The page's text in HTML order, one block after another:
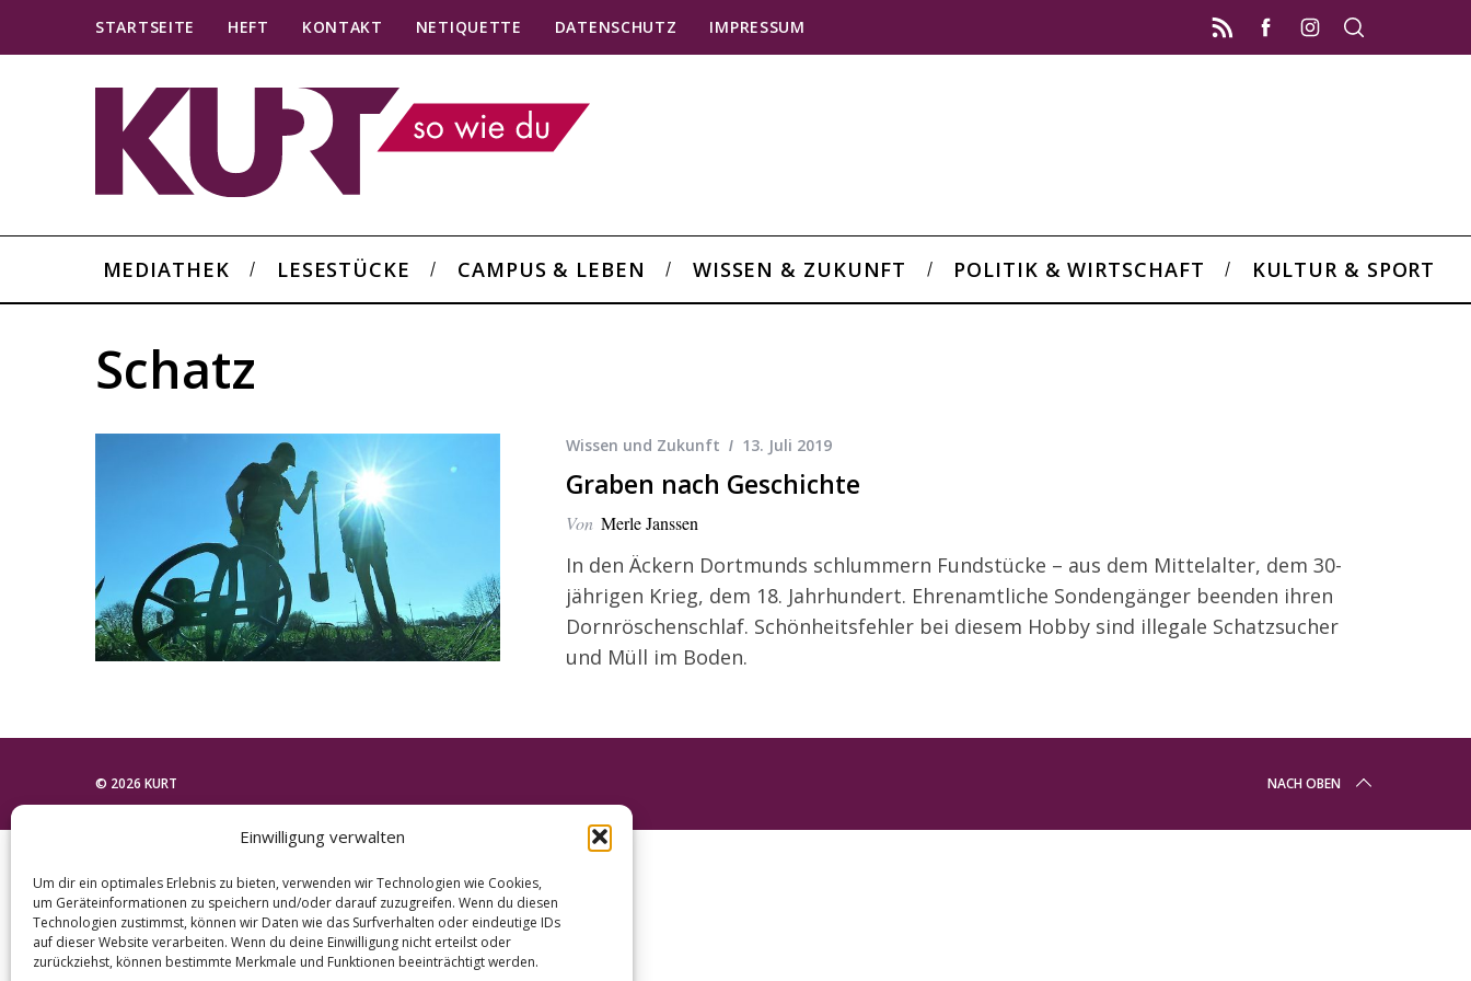
Einwilligung verwalten
Um dir ein optimales Erlebnis zu bieten, verwenden wir Technologien wie Cookies,
um Geräteinformationen zu speichern und/oder darauf zuzugreifen. Wenn du diesen
Technologien zustimmst, können wir Daten wie das Surfverhalten oder eindeutige IDs
auf dieser Website verarbeiten. Wenn du deine Einwilligung nicht erteilst oder
zurückziehst, können bestimmte Merkmale und Funktionen beeinträchtigt werden.
STARTSEITE HEFT KONTAKT NETIQUETTE DATENSCHUTZ IMPRESSUM
MEDIATHEK LESESTÜCKE CAMPUS & LEBEN WISSEN & ZUKUNFT POLITIK & WIRTSCHAFT KULTUR & SPORT
Schatz
Wissen und Zukunft 13. Juli 2019
Graben nach Geschichte
Von Merle Janssen
In den Äckern Dortmunds schlummern Fundstücke – aus dem Mittelalter, dem 30-
jährigen Krieg, dem 18. Jahrhundert. Ehrenamtliche Sondengänger beenden ihren
Dornröschenschlaf. Schönheitsfehler bei diesem Hobby sind illegale Schatzsucher
und Müll im Boden.
© 2026 KURT NACH OBEN
S
e
a
r
c
h
o